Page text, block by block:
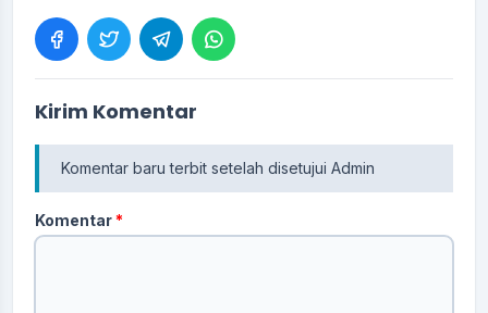
Kirim Komentar
Komentar baru terbit setelah disetujui Admin
Komentar*